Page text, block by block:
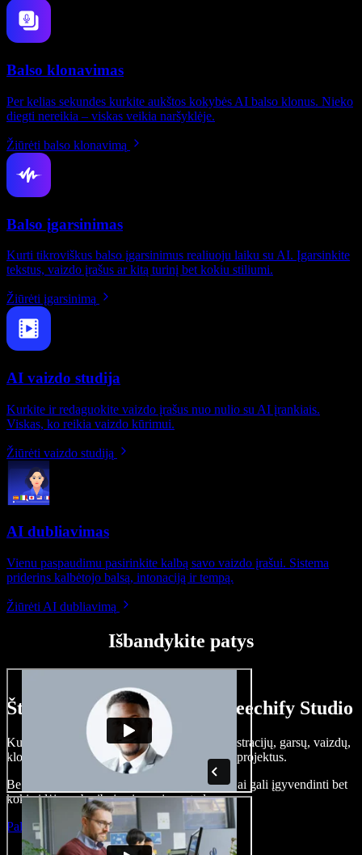
Balso klonavimas
Per kelias sekundes kurkite aukštos kokybės AI balso klonus. Nieko
diegti nereikia – viskas veikia naršyklėje.
Žiūrėti balso klonavimą
Balso įgarsinimas
Kurti tikroviškus balso įgarsinimus realiuoju laiku su AI. Įgarsinkite
tekstus, vaizdo įrašus ar kitą turinį bet kokiu stiliumi.
Žiūrėti įgarsinimą
AI vaizdo studija
Kurkite ir redaguokite vaizdo įrašus nuo nulio su AI įrankiais.
Viskas, ko reikia vaizdo kūrimui.
Žiūrėti vaizdo studiją
AI dubliavimas
Vienu paspaudimu pasirinkite kalbą savo vaizdo įrašui. Sistema
priderins kalbėtojo balsą, intonaciją ir tempą.
Žiūrėti AI dubliavimą
Išbandykite patys
Štai ką galite nuveikti su Speechify Studio
Kurkite įgarsinimus, pridėkite nemokamų iliustracijų, garsų, vaizdų,
klonuokite balsą – kurkite pilnus, įspūdingus projektus.
Be jokių mokymų ir viskas naršyklėje – kūrėjai gali įgyvendinti bet
kokią idėją, neberibojami senųjų metodų.
Paleisti studiją